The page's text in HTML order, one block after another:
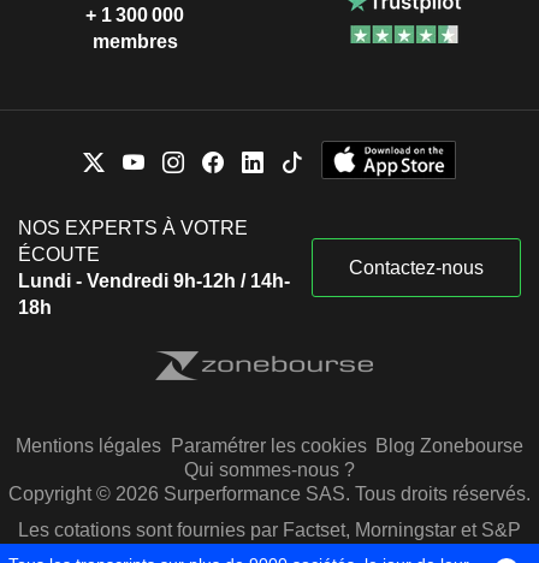
+ 1 300 000
membres
NOS EXPERTS À VOTRE
ÉCOUTE
Lundi - Vendredi 9h-12h / 14h-
18h
Contactez-nous
Mentions légales Paramétrer les cookies Blog Zonebourse
Qui sommes-nous ?
Copyright © 2026 Surperformance SAS. Tous droits réservés.
Les cotations sont fournies par Factset, Morningstar et S&P
Capital IQ